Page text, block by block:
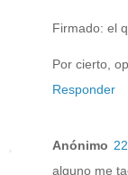
Firmado: el
Por cierto,
Responder
Anónimo
alguno me